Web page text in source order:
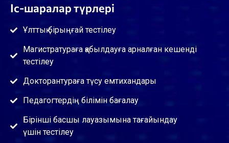
Іс-шаралар түрлері
Ұлттық бірыңғай тестілеу
Магистратураға қабылдауға арналған кешенді
тестілеу
Докторантураға түсу емтихандары
Педагогтердің білімін бағалау
Бірінші басшы лауазымына тағайындау
үшін тестілеу